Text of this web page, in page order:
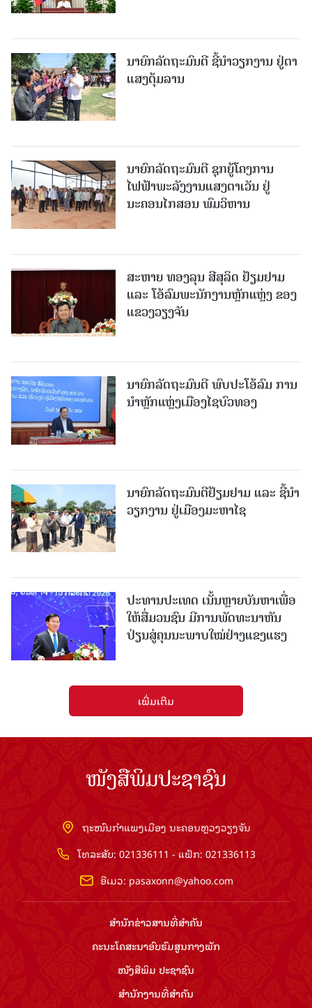
ນາຍົກລັດຖະມົນຕີ ຊີ້ນຳວຽກງານ ຢູ່ຕາ
ແສງຕຸ້ມລານ
ນາຍົກລັດຖະມົນຕີ ຊຸກຍູ້ໂຄງການ
ໄຟຟ້າພະລັງງານແສງຕາເວັນ ຢູ່
ນະຄອນໄກສອນ ພົມວິຫານ
ສະຫາຍ ທອງລຸນ ສີສຸລິດ ຢ້ຽມຢາມ
ແລະ ໂອ້ລົມພະນັກງານຫຼັກແຫຼ່ງ ຂອງ
ແຂວງວຽງຈັນ
ນາຍົກລັດຖະມົນຕີ ພົບປະໂອ້ລົມ ການ
ນຳຫຼັກແຫຼ່ງເມືອງໄຊບົວທອງ
ນາຍົກລັດຖະມົນຕີຢ້ຽມຢາມ ແລະ ຊີ້ນຳ
ວຽກງານ ຢູ່ເມືອງມະຫາໄຊ
ປະທານປະເທດ ເນັ້ນຫຼາຍບັນຫາເພື່ອ
ໃຫ້ສື່ມວນຊົນ ມີການພັດທະນາຫັນ
ປ່ຽນສູ່ຄຸນນະພາບໃໝ່ຢ່າງແຂງແຮງ
ເພີ່ມເຕີມ
ໜັງສືພິມປະຊາຊົນ
ຖະໜົນກຳແພງເມືອງ ນະຄອນຫຼວງວຽງຈັນ
ໂທລະສັບ: 021336111 - ແຟັກ: 021336113
ອີເມວ: pasaxonn@yahoo.com
ສຳ​ນັກ​ຂ່າວ​ສານ​ທີ່​ສຳ​ຄັນ​
ຄະນະໂຄສະນາອົບຮົມ​ສູນ​ກາງ​ພັກ
ໜັງສືພິມ ປະ​ຊາ​ຊົນ
ສຳ​ນັກ​ງານ​ທີ່​ສຳ​ຄັນ